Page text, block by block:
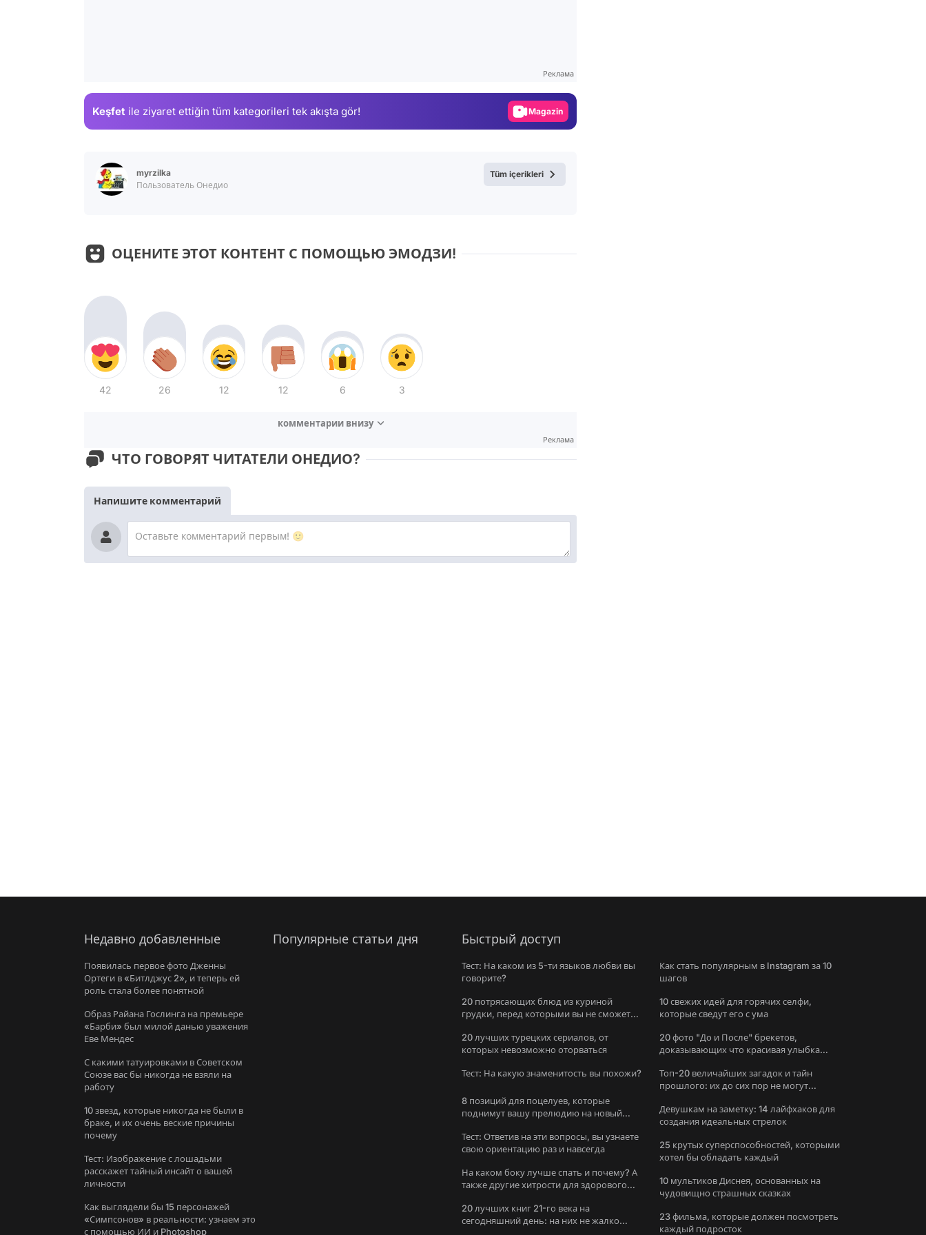
Реклама
Keşfet ile ziyaret ettiğin tüm kategorileri tek akışta gör! Magazin
myrzilka
Пользователь Онедио
Tüm içerikleri
ОЦЕНИТЕ ЭТОТ КОНТЕНТ С ПОМОЩЬЮ ЭМОДЗИ!
42 26 12 12 6 3
комментарии внизу
Реклама
ЧТО ГОВОРЯТ ЧИТАТЕЛИ ОНЕДИО?
Напишите комментарий
Недавно добавленные
Появилась первое фото Дженны
Ортеги в «Битлджус 2», и теперь ей
роль стала более понятной
Образ Райана Гослинга на премьере
«Барби» был милой данью уважения
Еве Мендес
С какими татуировками в Советском
Союзе вас бы никогда не взяли на
работу
10 звезд, которые никогда не были в
браке, и их очень веские причины
почему
Тест: Изображение с лошадьми
расскажет тайный инсайт о вашей
личности
Как выглядели бы 15 персонажей
«Симпсонов» в реальности: узнаем это
с помощью ИИ и Photoshop
Популярные статьи дня Быстрый доступ
Тест: На каком из 5-ти языков любви вы
говорите?
20 потрясающих блюд из куриной
грудки, перед которыми вы не сможете
20 лучших турецких сериалов, от
которых невозможно оторваться
Тест: На какую знаменитость вы похожи?
8 позиций для поцелуев, которые
поднимут вашу прелюдию на новый
Тест: Ответив на эти вопросы, вы узнаете
свою ориентацию раз и навсегда
На каком боку лучше спать и почему? А
также другие хитрости для здорового
20 лучших книг 21-го века на
сегодняшний день: на них не жалко
Как стать популярным в Instagram за 10
шагов
10 свежих идей для горячих селфи,
которые сведут его с ума
20 фото "До и После" брекетов,
доказывающих что красивая улыбка
Топ-20 величайших загадок и тайн
прошлого: их до сих пор не могут
Девушкам на заметку: 14 лайфхаков для
создания идеальных стрелок
25 крутых суперспособностей, которыми
хотел бы обладать каждый
10 мультиков Диснея, основанных на
чудовищно страшных сказках
23 фильма, которые должен посмотреть
каждый подросток